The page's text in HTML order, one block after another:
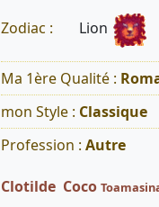
Zodiac : Lion
Ma 1ère Qualité :
mon Style : Classique
Profession : Autre
Clotilde Coco